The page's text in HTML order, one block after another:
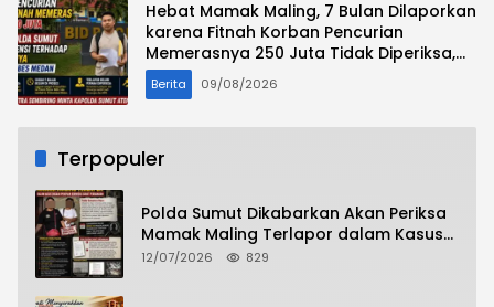
Hebat Mamak Maling, 7 Bulan Dilaporkan
karena Fitnah Korban Pencurian
Memerasnya 250 Juta Tidak Diperiksa,
Korban Meminta Kapolda Sumut
Memberikan Atensi
Berita 09/08/2026
Terpopuler
Polda Sumut Dikabarkan Akan Periksa
Mamak Maling Terlapor dalam Kasus
Dugaan Penipuan Bermodus Surat
12/07/2026 829